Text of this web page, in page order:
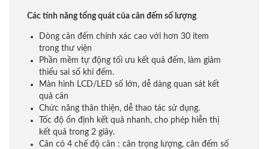
Các tính năng tổng quát của cân đếm số lượng
Dòng cân đếm chính xác cao với hơn 30 item
trong thư viện
Phần mềm tự động tối ưu kết quả đếm, làm giảm
thiểu sai số khi đếm.
Màn hình LCD/LED số lớn, dễ dàng quan sát kết
quả cân
Chức năng thân thiện, dễ thao tác sử dụng.
Tốc độ ổn định kết quả nhanh, cho phép hiễn thị
kết quả trong 2 giây.
Cân có 4 chế độ cân : cân trọng lượng, cân đếm số